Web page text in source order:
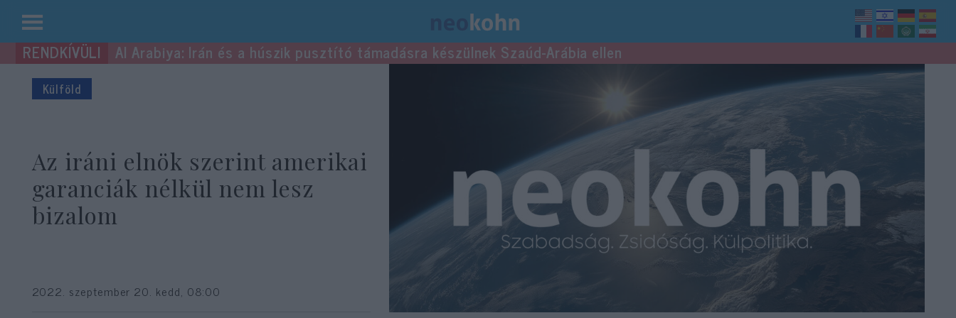
Kilépés
a
tartalomba
Al Arabiya: Irán és a húszik pusztító támadásra készülnek Szaúd-Arábia ellen
Külföld
Az iráni elnök szerint amerikai
garanciák nélkül nem lesz
bizalom
2022. szeptember 20. kedd, 08:00